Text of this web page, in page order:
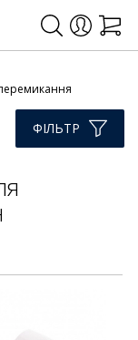
ФІЛЬТР